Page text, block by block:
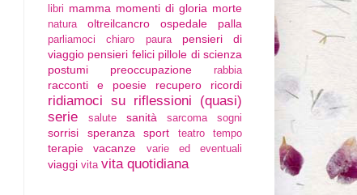
libri mamma momenti di gloria morte
natura oltreilcancro ospedale palla
parliamoci chiaro paura
pensieri di
viaggio pensieri felici pillole di scienza
postumi
preoccupazione rabbia
racconti e poesie recupero ricordi
ridiamoci su riflessioni (quasi)
serie
salute sanità sarcoma sogni
sorrisi speranza sport teatro tempo
terapie vacanze varie ed eventuali
viaggi vita vita quotidiana